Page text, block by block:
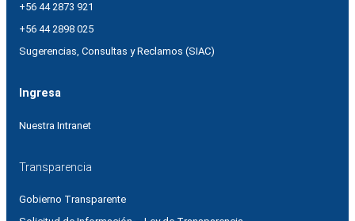
+56 44 2873 921
+56 44 2898 025
Sugerencias, Consultas y Reclamos (SIAC)
Ingresa
Nuestra Intranet
Transparencia
Gobierno Transparente